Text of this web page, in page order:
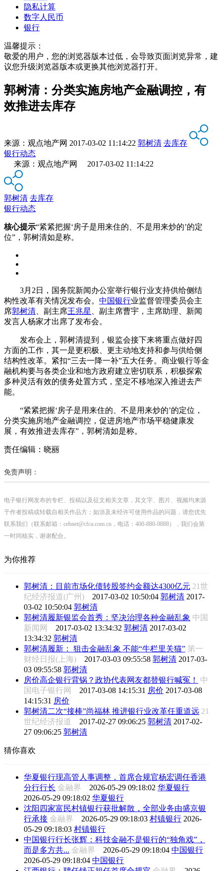
隐私计算
数字人民币
银行
温馨提示：
敬爱的用户，您的浏览器版本过低，会导致页面浏览异常，建
议您升级浏览器版本或更换其他浏览器打开。
郭树清：分类实施房地产金融调控，有
效推进去库存
来源： 观点地产网 2017-03-02 11:14:22 郭树清 去库存
银行动态
来源：观点地产网 2017-03-02 11:14:22
郭树清 去库存
银行动态
核心提示“紧紧把握‘房子是用来住的、不是用来炒的’的定
位”，郭树清如是称。
3月2日，国务院新闻办公室举行银行业支持供给侧结
构性改革有关情况发布会。 中国银行业监督管理委员会主
席郭树清 、副主席王兆星
、副主席曹宇，主席助理、新闻
发言人杨家才出席了发布会。
发布会上，郭树清提到，银监会接下来将重点做好四
方面的工作，其一是更积极、更主动地支持和参与供给侧
结构性改革。紧扣“三去一降一补”五大任务。商业银行等金
融机构要与各类企业和地方政府建立密切联系，积极探索
多种灵活有效的债务处置方式，坚定不移地深入推进去产
能。
“紧紧把握‘房子是用来住的、不是用来炒的’的定位，
分类实施房地产金融调控，促进房地产市场平稳健康发
展，有效推进去库存”，郭树清如是称。
责任编辑：晓丽
免责声明：
电子银行网发布的专栏、投稿以及征文相关文章，其文字、图片、视频均来源
于作者投稿或转载自相关作品方；如涉及未经许可使用作品的问题，请您优先
联系我们（联系邮箱：cebnet@cfca.com.cn，电话：400-880-9888），我们会第
一时间核实，谢谢配合。
为你推荐
郭树清：目前市场化债转股签约金额达4300亿元 21世
纪经济报道(广州) 2017-03-02 10:50:04 郭树清 2017-
03-02 10:50:04 郭树清
郭树清履新银监会首秀：坚决治理各种金融乱象 中国
新闻网 2017-03-02 13:34:32 郭树清 2017-03-02
13:34:32 郭树清
郭树清履新： 狙击金融乱象 不能“牛栏里关猫” 第一
财经日报(上海) 2017-03-03 09:55:58 郭树清 2017-03-
03 09:55:58 郭树清
房价高企银行背锅？政协代表网友都替银行喊冤！
中
国电子银行网 2017-03-08 14:15:31 房价 2017-03-08
14:15:31 房价
郭树清二次“接棒”尚福林 推进银行业改革任重道远 21
世纪经济报道 2017-02-27 09:06:25 郭树清 2017-02-
27 09:06:25 郭树清
猜你喜欢
华夏银行现高管人事调整，首席合规官杨宏调任香港
分行行长 金融界 2026-05-29 09:18:02 华夏银行
2026-05-29 09:18:02 华夏银行
沈阳四家富民村镇银行获批解散，全部业务由盛京银
行承接 金融界 2026-05-29 09:18:03 村镇银行 2026-
05-29 09:18:03 村镇银行
中国银行行长张辉：科技金融不是银行的“独角戏”，
而是多方共... 金融界 2026-05-29 09:18:04 中国银行
2026-05-29 09:18:04 中国银行